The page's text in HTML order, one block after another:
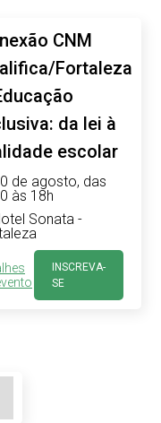
CNM
Fortaleza
da lei à
escolar
de agosto, das
às 18h
Sonata -
INSCREVA-
SE